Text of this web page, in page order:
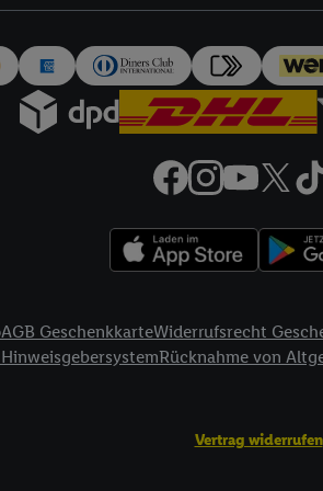
AGB GeschenkkarteWiderrufsrecht
Rücknahme von
Vertrag widerrufen
überdas Datenschutzportal von Utiq
Weitere Informationen finden Sie in den
können Sie nur den Einsatz
Sie allen Verarbeitungen zu sämtlichen
für die Zukunft zu widerrufen, finden Sie in
„Anpassen“ können Sie einzelne
Verhinderung und Aufdeckung von
Endgeräte, Identifikation von Geräten
Werbekampagnen durch TTD und Nutzung
auf einem Endgerät. Entwicklung und